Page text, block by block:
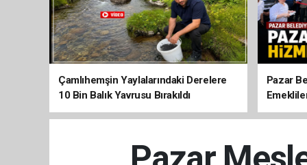
Çamlıhemşin Yaylalarındaki Derelere
10 Bin Balık Yavrusu Bırakıldı
Pazar